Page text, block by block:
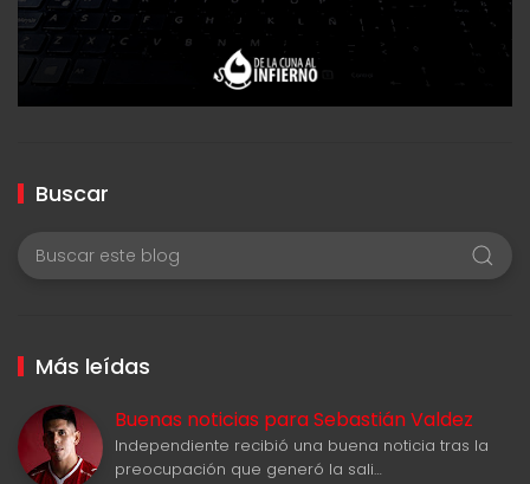
Buscar
Más leídas
Buenas noticias para Sebastián Valdez
Independiente recibió una buena noticia tras la
preocupación que generó la sali…